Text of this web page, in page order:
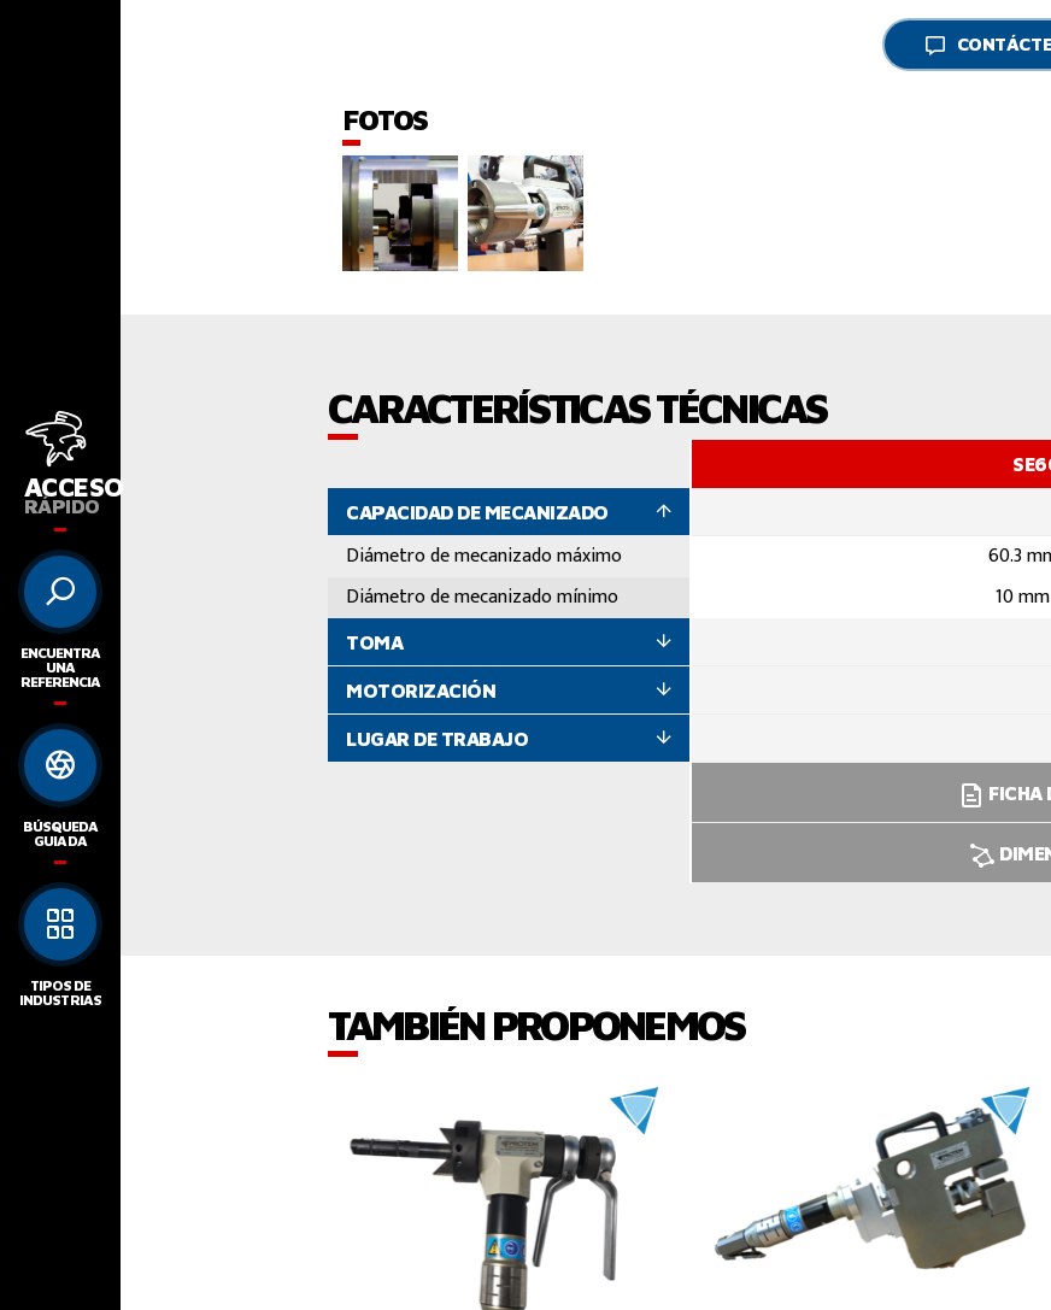
ACCESO
RÁPIDO
ENCUENTRA
UNA
REFERENCIA
BÚSQUEDA
GUIADA
TIPOS DE
INDUSTRIAS
FOTOS
CARACTERÍSTICAS TÉCNICAS
CAPACIDAD DE MECANIZADO
Diámetro de mecanizado máximo
Diámetro de mecanizado mínimo
TOMA
MOTORIZACIÓN
LUGAR DE TRABAJO
60.3
10
FICHA
TAMBIÉN PROPONEMOS
VER EL PRODUCTO